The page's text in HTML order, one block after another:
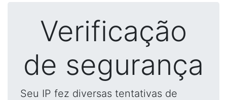
Verificação
de segurança
Seu IP fez diversas tentativas de